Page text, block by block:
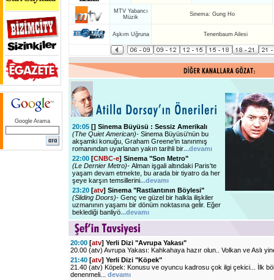
Google Arama
MTV Yabancı
Müzik
Sinema: Gung Ho
Aşkım Uğruna Tenenbaum Ailesi
20:05 [] Sinema Büyüsü : Sessiz Amerikalı
(The Quiet American)- Sinema Büyüsü'nün bu
akşamki konuğu, Graham Greene'in tanınmış
romanından uyarlanan yakın tarihli bir...devamı
22:00 [CNBC-e] Sinema "Son Metro"
(Le Dernier Metro)- Alman işgali altındaki Paris'te
yaşam devam etmekte, bu arada bir tiyatro da her
şeye karşın temsillerini...devamı
23:20 [atv] Sinema "Rastlantının Böylesi"
(Sliding Doors)- Genç ve güzel bir halkla ilişkiler
uzmanının yaşamı bir dönüm noktasına gelir. Eğer
beklediği banliyö...devamı
20:00 [atv] Yerli Dizi "Avrupa Yakası"
20.00 (atv) Avrupa Yakası: Kahkahaya hazır olun.. Volkan ve Aslı
21:40 [atv] Yerli Dizi "Köpek"
21.40 (atv) Köpek: Konusu ve oyuncu kadrosu çok ilgi çekici... İlk
denenmeli... devamı